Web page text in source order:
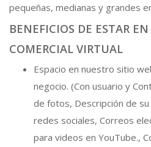
pequeñas, medianas y grandes
BENEFICIOS DE ESTAR
COMERCIAL VIRTUAL
Espacio en nuestro sitio
negocio. (Con usuario y
de fotos, Descripción de su
redes sociales, Correos
para videos en YouTube.,